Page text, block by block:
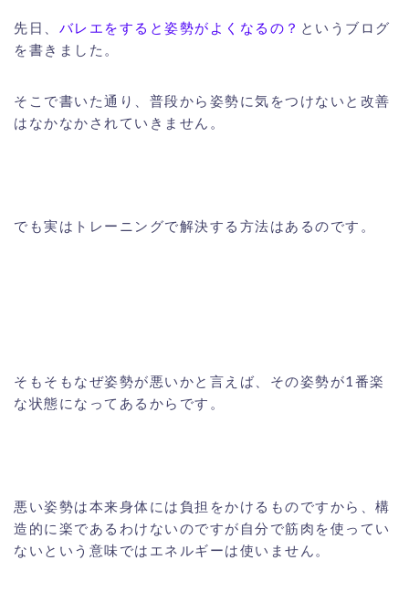
先日、 バレエをすると姿勢がよくなるの？ というブログ
を書きました。
そこで書いた通り、普段から姿勢に気をつけないと改善
はなかなかされていきません。
でも実はトレーニングで解決する方法はあるのです。
そもそもなぜ姿勢が悪いかと言えば、その姿勢が1番楽
な状態になってあるからです。
悪い姿勢は本来身体には負担をかけるものですから、構
造的に楽であるわけないのですが自分で筋肉を使ってい
ないという意味ではエネルギーは使いません。